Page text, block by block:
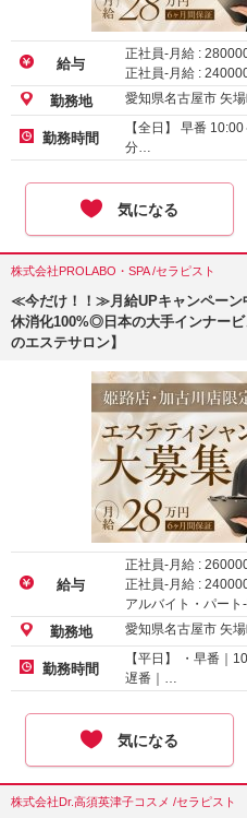
給与
正社員-月給 :
正社員-月給 :
勤務地 愛知県名古屋市 矢
勤務時間
【全日】 早番
分…
気になる
株式会社PROLABO・SPA /セラピスト
≪今だけ！！≫月給UPキャンペー
休消化100%◎日本の大手インナー
のエステサロン】
給与
正社員-月給 :
正社員-月給 :
アルバイト・パート
勤務地 愛知県名古屋市 矢
勤務時間
【平日】 ・早番｜
遅番｜…
気になる
株式会社Dr.高須英津子コスメ /セラピスト